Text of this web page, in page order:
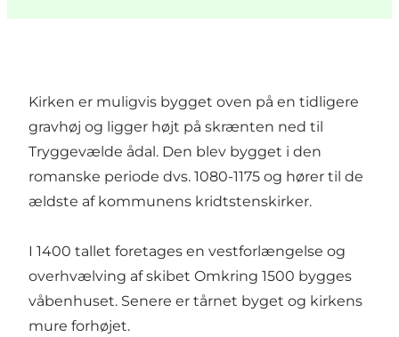
Kirken er muligvis bygget oven på en tidligere
gravhøj og ligger højt på skrænten ned til
Tryggevælde ådal. Den blev bygget i den
romanske periode dvs. 1080-1175 og hører til de
ældste af kommunens kridtstenskirker.
I 1400 tallet foretages en vestforlængelse og
overhvælving af skibet Omkring 1500 bygges
våbenhuset. Senere er tårnet byget og kirkens
mure forhøjet.